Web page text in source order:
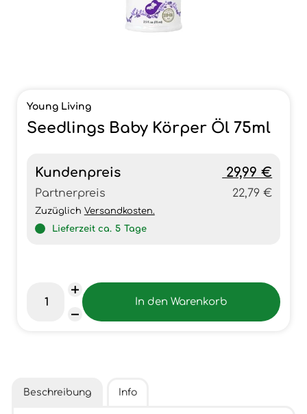
Young Living
Seedlings Baby Körper Öl 75ml
Kundenpreis 29,99 €
Partnerpreis 22,79 €
Zuzüglich Versandkosten.
Lieferzeit ca. 5 Tage
Beschreibung Info